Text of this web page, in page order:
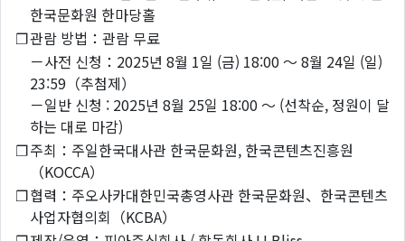
한국문화원 한마당홀
❐관람 방법：관람 무료
－사전 신청：2025년 8월 1일 (금) 18:00 ～ 8월 24일 (일)
23:59（추첨제）
－일반 신청 : 2025년 8월 25일 18:00 ～ (선착순, 정원이 달
하는 대로 마감)
❐주최：주일한국대사관 한국문화원, 한국콘텐츠진흥원
（KOCCA）
❐협력：주오사카대한민국총영사관 한국문화원、한국콘텐츠
사업자협의회（KCBA）